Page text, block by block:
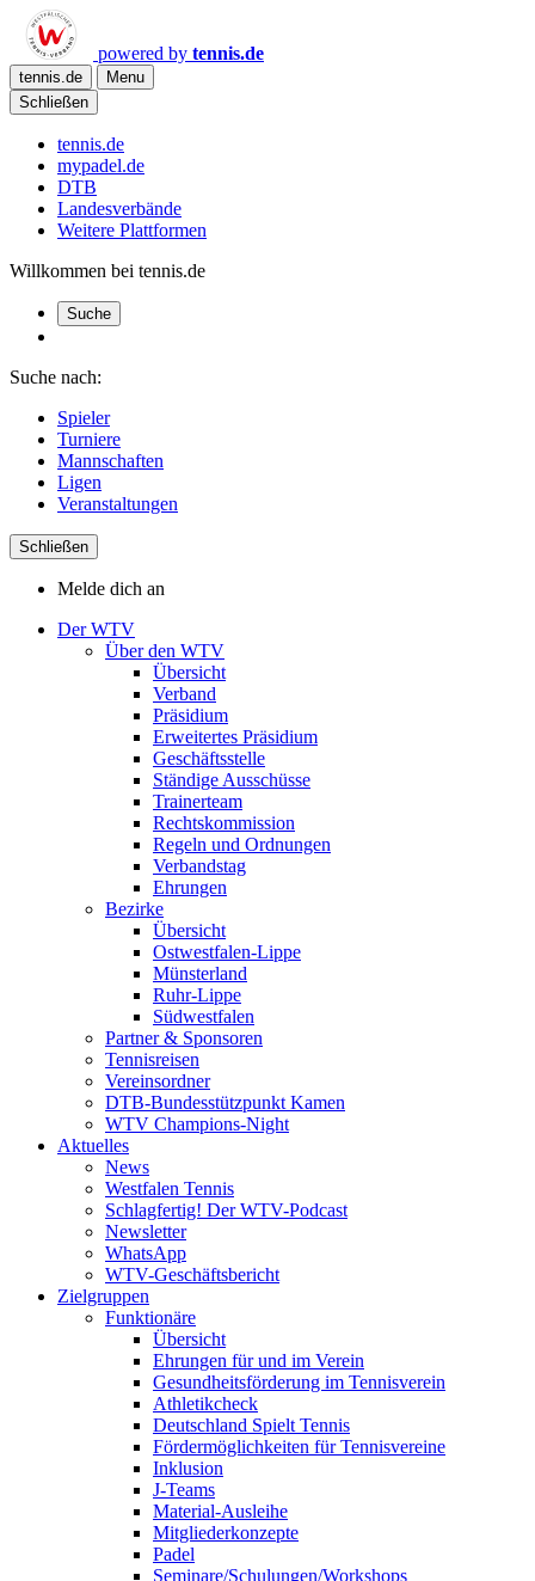
powered by tennis.de
tennis.de
Menu
Schließen
tennis.de
mypadel.de
DTB
Landesverbände
Weitere Plattformen
Willkommen bei tennis.de
Suche
Suche nach:
Spieler
Turniere
Mannschaften
Ligen
Veranstaltungen
Schließen
Melde dich an
Der WTV
Über den WTV
Übersicht
Verband
Präsidium
Erweitertes Präsidium
Geschäftsstelle
Ständige Ausschüsse
Trainerteam
Rechtskommission
Regeln und Ordnungen
Verbandstag
Ehrungen
Bezirke
Übersicht
Ostwestfalen-Lippe
Münsterland
Ruhr-Lippe
Südwestfalen
Partner & Sponsoren
Tennisreisen
Vereinsordner
DTB-Bundesstützpunkt Kamen
WTV Champions-Night
Aktuelles
News
Westfalen Tennis
Schlagfertig! Der WTV-Podcast
Newsletter
WhatsApp
WTV-Geschäftsbericht
Zielgruppen
Funktionäre
Übersicht
Ehrungen für und im Verein
Gesundheitsförderung im Tennisverein
Athletikcheck
Deutschland Spielt Tennis
Fördermöglichkeiten für Tennisvereine
Inklusion
J-Teams
Material-Ausleihe
Mitgliederkonzepte
Padel
Seminare/Schulungen/Workshops